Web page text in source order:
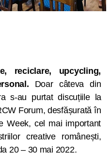
reciclare, upcycling,
Doar câteva din
s-au purtat discuțiile la
Forum, desfășurată în
Week, cel mai important
creative românești,
20 – 30 mai 2022.